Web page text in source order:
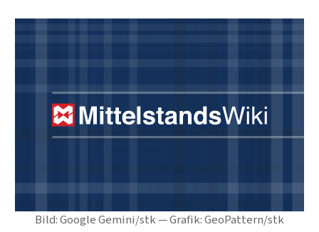
Bild: Google Gemini/stk — Grafik: GeoPattern/stk